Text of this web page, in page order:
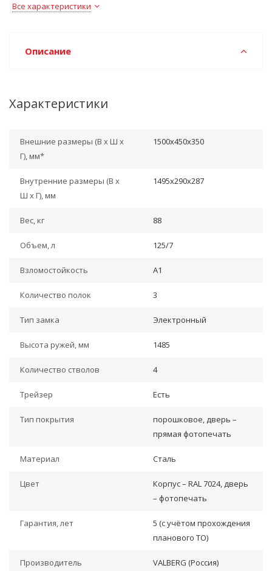
Все характеристики
Описание
Характеристики
Внешние размеры (В х Ш х
Г), мм*
1500x450x350
Внутренние размеры (В х
Ш х Г), мм
1495x290x287
Вес, кг 88
Объем, л 125/7
Взломостойкость А1
Количество полок 3
Тип замка Электронный
Высота ружей, мм 1485
Количество стволов 4
Трейзер Есть
Тип покрытия
порошковое, дверь –
прямая фотопечать
Материал Сталь
Цвет
Корпус – RAL 7024, дверь
– фотопечать
Гарантия, лет
5 (с учётом прохождения
планового ТО)
Производитель VALBERG (Россия)